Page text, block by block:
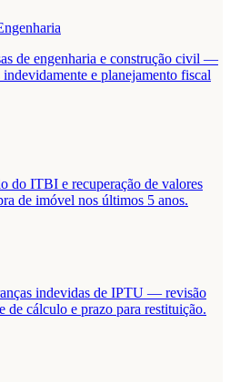
de engenharia e construção civil —
e planejamento fiscal
do ITBI e recuperação de valores
de imóvel nos últimos 5 anos.
indevidas de IPTU — revisão
de cálculo e prazo para restituição.